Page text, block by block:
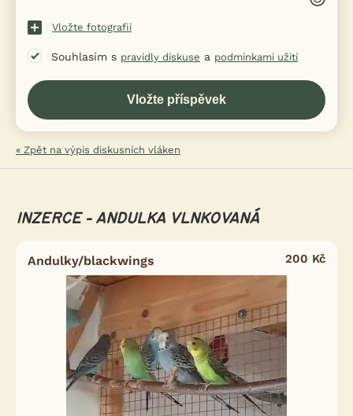
Vložte fotografii
Souhlasím s pravidly diskuse a podmínkami užití
« Zpět na výpis diskusních vláken
INZERCE - ANDULKA VLNKOVANÁ
Andulky/blackwings 200 Kč